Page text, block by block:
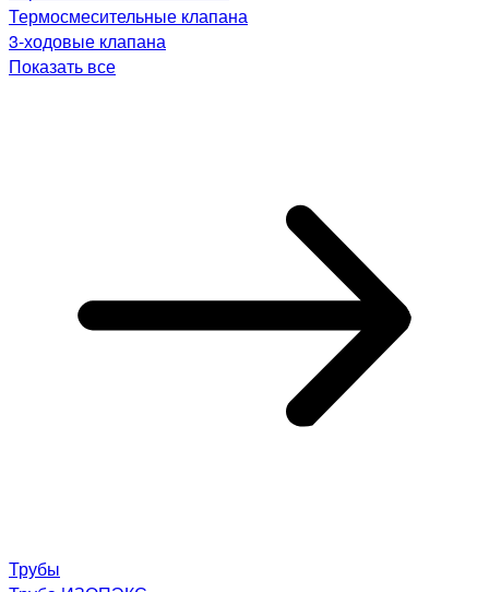
Термосмесительные клапана
3-ходовые клапана
Показать все
Трубы